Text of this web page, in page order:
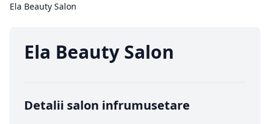
Ela Beauty Salon
Ela Beauty Salon
Detalii salon infrumusetare